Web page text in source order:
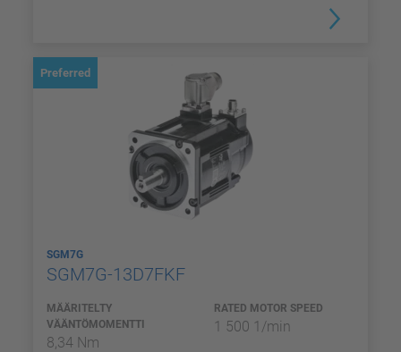
Preferred
SGM7G
SGM7G-13D7FKF
MÄÄRITELTY
VÄÄNTÖMOMENTTI
8,34 Nm
RATED MOTOR SPEED
1 500 1/min